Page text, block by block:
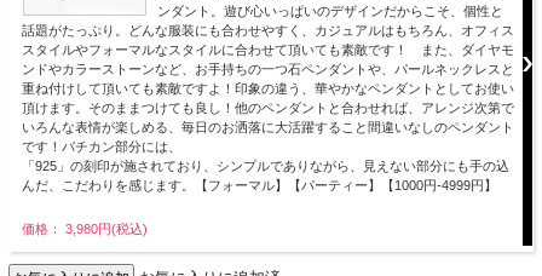
ンダント。遊び心いっぱいのデザインだからこそ、個性と
話題がたっぷり。どんな服装にも合わせやすく、カジュアルはもちろん、オフィス
スタイルやフォーマルなスタイルに合わせて頂いても素敵です！ また、ダイヤモ
ンドやカラーストーンなど、お手持ちの一つ石ペンダントや、パールネックレスと
重ね付けして頂いても素敵ですよ！印象の違う、華やかなペンダントとしてお使い
頂けます。そのままつけても良し！他のペンダントと合わせれば、アレンジ次第で
いろんな表情が楽しめる、毎日のお洒落に大活躍すること間違いなしのペンダント
です！バチカン部分には、
「925」の刻印が施されており、シンプルでありながら、見えない部分にも手の込
んだ、こだわりを感じます。【フォーマル】【パーティー】【1000円-4999円】
価格： 3,980円(税込)